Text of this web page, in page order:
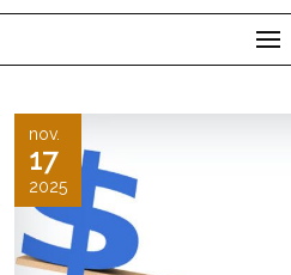
nov.
17
2025